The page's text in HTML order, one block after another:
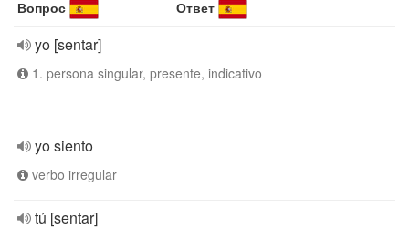
Вопрос Ответ
yo [sentar]
1. persona singular, presente, indicativo
yo siento
verbo irregular
tú [sentar]